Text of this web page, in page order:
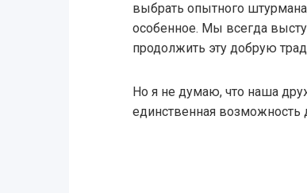
выбрать опытного
особенное. Мы всегда
продолжить эту добрую
Но я не думаю, что наша
единственная возможность